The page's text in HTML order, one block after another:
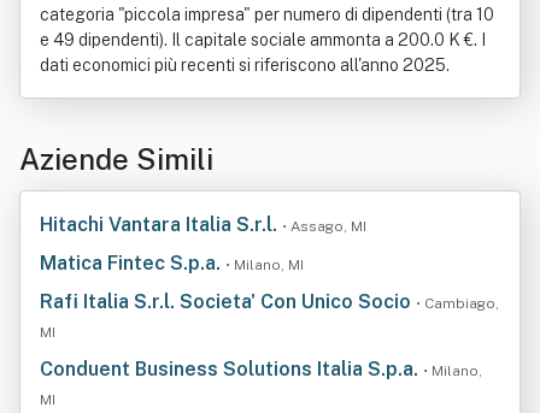
categoria "piccola impresa" per numero di dipendenti (tra 10
e 49 dipendenti). Il capitale sociale ammonta a 200.0 K €. I
dati economici più recenti si riferiscono all'anno 2025.
Aziende Simili
Hitachi Vantara Italia S.r.l. • Assago, MI
Matica Fintec S.p.a. • Milano, MI
Rafi Italia S.r.l. Societa' Con Unico Socio • Cambiago,
MI
Conduent Business Solutions Italia S.p.a. • Milano,
MI